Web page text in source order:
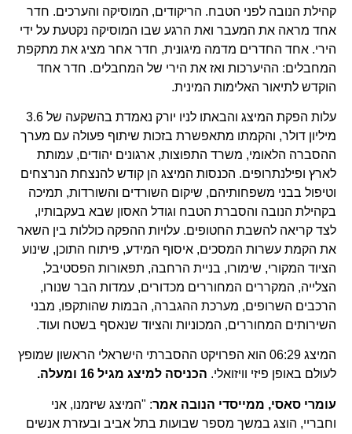
קהילת הנובה לפני הטבח. הריקודים, המוסיקה והערכים. חדר
אחד מראה את המעבר ואת הרגע שבו המוסיקה נקטעת על ידי
הירי. אחד החדרים מדמה מיגונית, חדר אחר מציג את מתקפת
המחבלים: ההיערכות ואז את הירי של המחבלים. חדר אחד
הוקדש לתיאור האלימות המינית.
עלות הפקת המיצג והבאתו לניו יורק נאמדת בהשקעה של 3.6
מיליון דולר, והקמתו מתאפשרת בזכות שיתוף פעולה עם מערך
ההסברה הלאומי, משרד התפוצות, ארגונים יהודים, עמותת
לארץ ופילנתרופים. הכנסות המיצג הן קודש להנצחת הנרצחים
וטיפול בבני משפחותיהם, שיקום השורדים והשורדות, תמיכה
בקהילת הנובה והסברת הטבח וגודל האסון שבא בעקבותיו,
לצד קריאה להשבת החטופים. עלויות ההפקה כוללות בין השאר
את הקמת עשרות המסכים, איסוף המידע, פיתוח התוכן, שינוע
הציוד המקורי, שימורו, בניית הרחבה, תפאורות הפסטיבל,
הצלייה, המקררים המחוררים מכדורים, עמדות הבר שנורו,
הרכבים השרופים, מערכת ההגברה, הבמות שהותקפו, מבני
השירותים המחוררים, המכוניות והציוד שנאסף בשטח ועוד.
המיצג 06:29 הוא הפרויקט ההסברתי הישראלי הראשון שמופץ
לעולם באופן פיזי וויזואלי.הכניסה למיצג מגיל 16 ומעלה.
עומרי סאסי, ממייסדי הנובה אמר: "המיצג שיזמנו, אני
וחבריי, הוצג במשך מספר שבועות בתל אביב ובעזרת אנשים